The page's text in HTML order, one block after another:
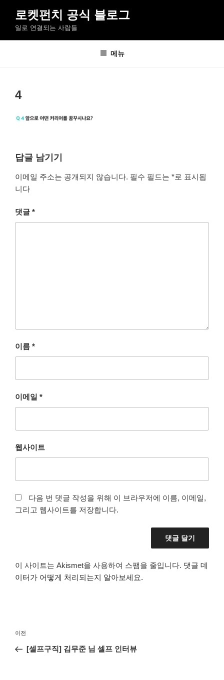
로
로켓펀치 공식 블로그
일로 연결되는 사람들
메뉴
4
답글 남기기
이메일 주소는 공개되지 않습니다. 필수 필드는 *로 표시됩
니다
댓글 *
이름 *
이메일 *
웹사이트
다음 번 댓글 작성을 위해 이 브라우저에 이름, 이메일,
그리고 웹사이트를 저장합니다.
이 사이트는 Akismet을 사용하여 스팸을 줄입니다. 댓글 데
이터가 어떻게 처리되는지 알아보세요.
색
이
전
이전
[셀프구직] 김무준 님 셀프 인터뷰